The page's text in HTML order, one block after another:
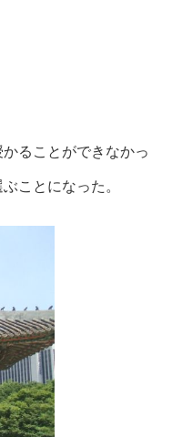
ることができなかっ
ことになった。